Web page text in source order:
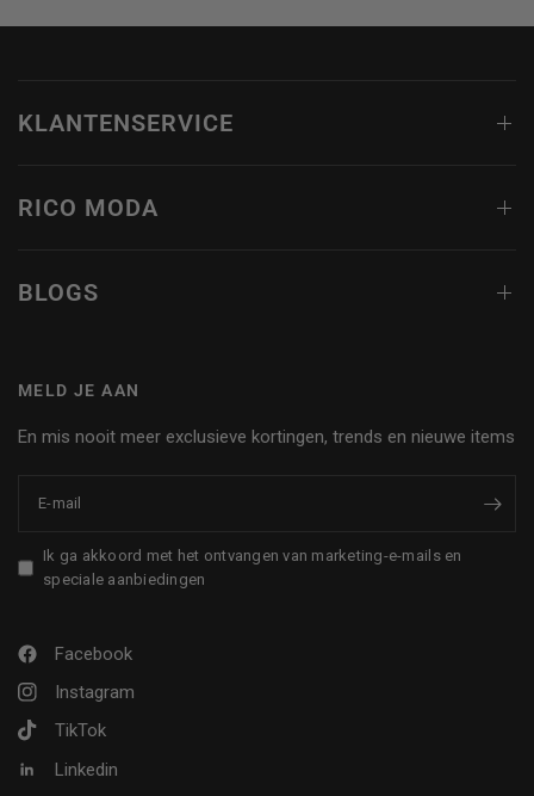
KLANTENSERVICE
RICO MODA
BLOGS
MELD JE AAN
En mis nooit meer exclusieve kortingen, trends en nieuwe items
E‑mail
Ik ga akkoord met het ontvangen van marketing-e-mails en
speciale aanbiedingen
Facebook
Instagram
TikTok
Linkedin